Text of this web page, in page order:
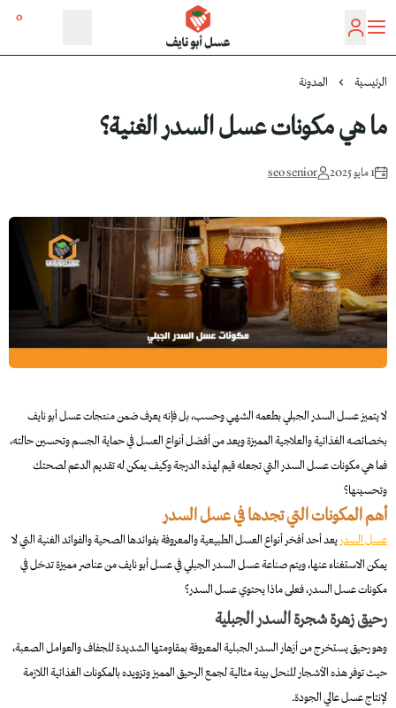
عسل أبو نايف
0
الرئيسية المدونة
ما هي مكونات عسل السدر الغنية؟
1 مايو 2025 seo senior
لا يتميز عسل السدر الجبلي بطعمه الشهي وحسب، بل فإنه يعرف ضمن منتجات عسل أبو نايف
بخصائصه الغذائية والعلاجية المميزة ويعد من أفضل أنواع العسل في حماية الجسم وتحسين حالته،
فما هي مكونات عسل السدر التي تجعله قيم لهذه الدرجة وكيف يمكن له تقديم الدعم لصحتك
وتحسينها؟
أهم المكونات التي تجدها في عسل السدر
عسل السدر يعد أحد أفخر أنواع العسل الطبيعية والمعروفة بفوائدها الصحية والفوائد الغنية التي لا
يمكن الاستغناء عنها، ويتم صناعة عسل السدر الجبلي في عسل أبو نايف من عناصر مميزة تدخل في
مكونات عسل السدر، فعلى ماذا يحتوي عسل السدر؟
رحيق زهرة شجرة السدر الجبلية
وهو رحيق يستخرج من أزهار السدر الجبلية المعروفة بمقاومتها الشديدة للجفاف والعوامل الصعبة،
حيث توفر هذه الأشجار للنحل بيئة مثالية لجمع الرحيق المميز وتزويده بالمكونات الغذائية اللازمة
لإنتاج عسل عالي الجودة.